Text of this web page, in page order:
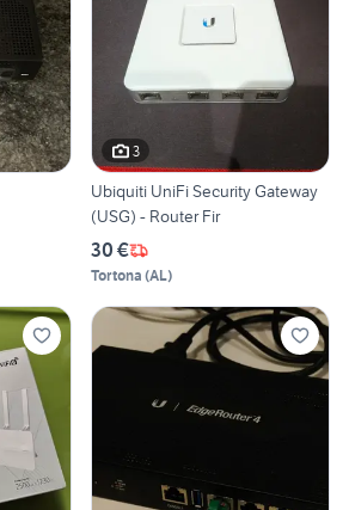
3
Ubiquiti UniFi Security Gateway
(USG) - Router Fir
30 €
Tortona (AL)